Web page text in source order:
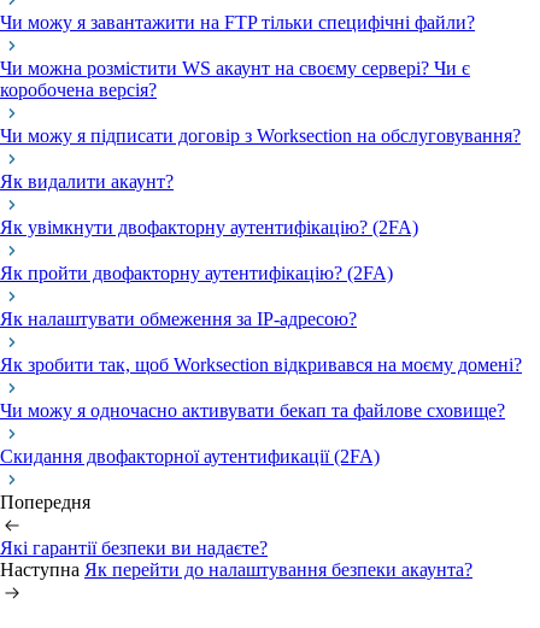
Чи можу я завантажити на FTP тільки специфічні файли?
Чи можна розмістити WS акаунт на своєму сервері? Чи є
коробочена версія?
Чи можу я підписати договір з Worksection на обслуговування?
Як видалити акаунт?
Як увімкнути двофакторну аутентифікацію? (2FA)
Як пройти двофакторну аутентифікацію? (2FA)
Як налаштувати обмеження за IP-адресою?
Як зробити так, щоб Worksection відкривався на моєму домені?
Чи можу я одночасно активувати бекап та файлове сховище?
Скидання двофакторної аутентификації (2FA)
Попередня
Які гарантії безпеки ви надаєте?
Наступна Як перейти до налаштування безпеки акаунта?